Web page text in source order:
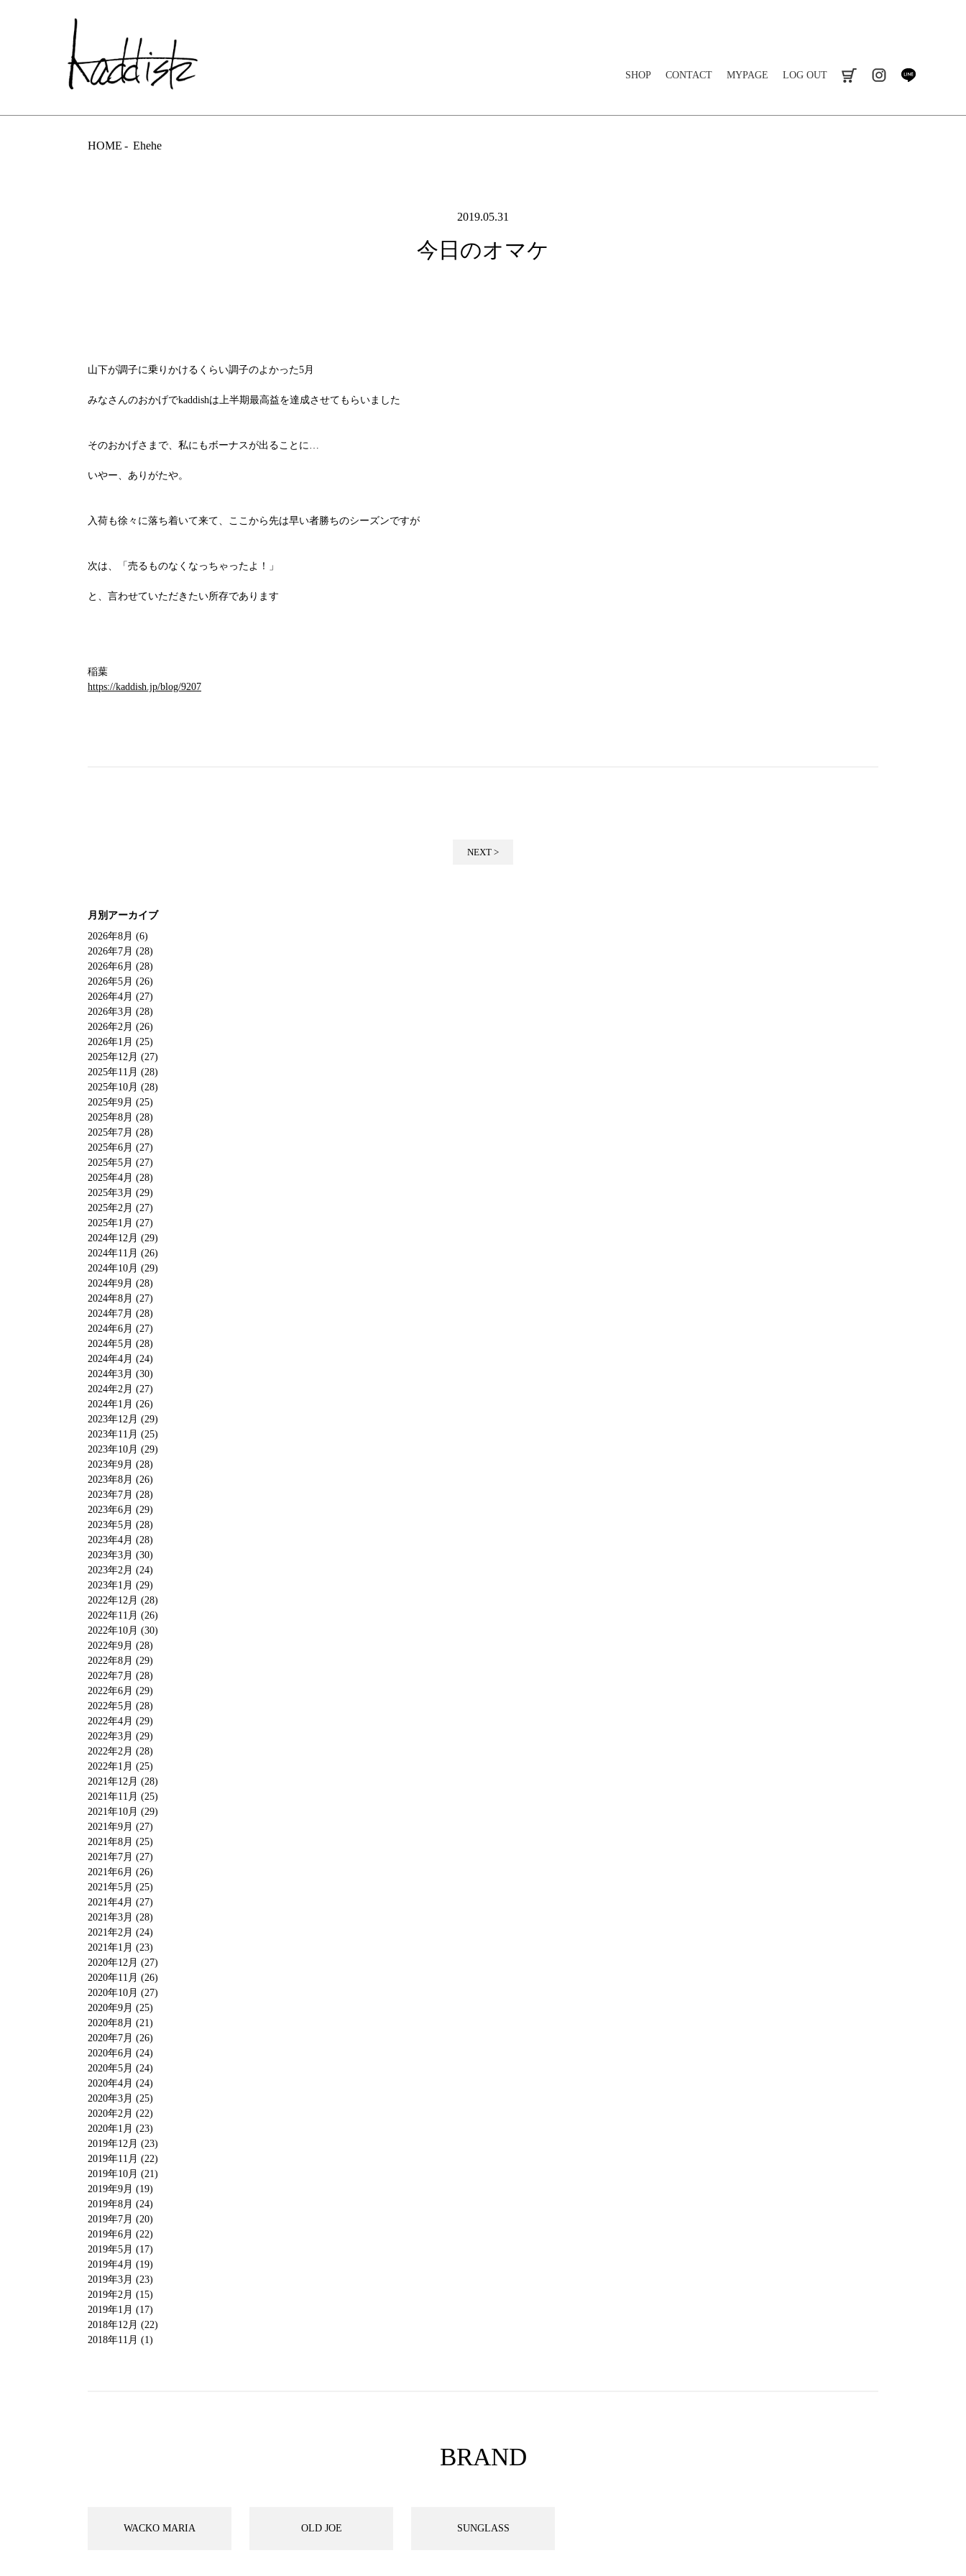
SHOP CONTACT MYPAGE LOG OUT instagram
HOME Ehehe
2019.05.31
今日のオマケ
山下が調子に乗りかけるくらい調子のよかった5月
みなさんのおかげでkaddishは上半期最高益を達成させてもらいました
そのおかげさまで、私にもボーナスが出ることに…
いやー、ありがたや。
入荷も徐々に落ち着いて来て、ここから先は早い者勝ちのシーズンですが
次は、「売るものなくなっちゃったよ！」
と、言わせていただきたい所存であります
稲葉
https://kaddish.jp/blog/9207
NEXT >
月別アーカイブ
2026年8月 (6)
2026年7月 (28)
2026年6月 (28)
2026年5月 (26)
2026年4月 (27)
2026年3月 (28)
2026年2月 (26)
2026年1月 (25)
2025年12月 (27)
2025年11月 (28)
2025年10月 (28)
2025年9月 (25)
2025年8月 (28)
2025年7月 (28)
2025年6月 (27)
2025年5月 (27)
2025年4月 (28)
2025年3月 (29)
2025年2月 (27)
2025年1月 (27)
2024年12月 (29)
2024年11月 (26)
2024年10月 (29)
2024年9月 (28)
2024年8月 (27)
2024年7月 (28)
2024年6月 (27)
2024年5月 (28)
2024年4月 (24)
2024年3月 (30)
2024年2月 (27)
2024年1月 (26)
2023年12月 (29)
2023年11月 (25)
2023年10月 (29)
2023年9月 (28)
2023年8月 (26)
2023年7月 (28)
2023年6月 (29)
2023年5月 (28)
2023年4月 (28)
2023年3月 (30)
2023年2月 (24)
2023年1月 (29)
2022年12月 (28)
2022年11月 (26)
2022年10月 (30)
2022年9月 (28)
2022年8月 (29)
2022年7月 (28)
2022年6月 (29)
2022年5月 (28)
2022年4月 (29)
2022年3月 (29)
2022年2月 (28)
2022年1月 (25)
2021年12月 (28)
2021年11月 (25)
2021年10月 (29)
2021年9月 (27)
2021年8月 (25)
2021年7月 (27)
2021年6月 (26)
2021年5月 (25)
2021年4月 (27)
2021年3月 (28)
2021年2月 (24)
2021年1月 (23)
2020年12月 (27)
2020年11月 (26)
2020年10月 (27)
2020年9月 (25)
2020年8月 (21)
2020年7月 (26)
2020年6月 (24)
2020年5月 (24)
2020年4月 (24)
2020年3月 (25)
2020年2月 (22)
2020年1月 (23)
2019年12月 (23)
2019年11月 (22)
2019年10月 (21)
2019年9月 (19)
2019年8月 (24)
2019年7月 (20)
2019年6月 (22)
2019年5月 (17)
2019年4月 (19)
2019年3月 (23)
2019年2月 (15)
2019年1月 (17)
2018年12月 (22)
2018年11月 (1)
BRAND
WACKO MARIA OLD JOE SUNGLASS